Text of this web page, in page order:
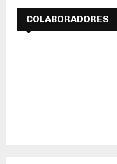
COLABORADORES